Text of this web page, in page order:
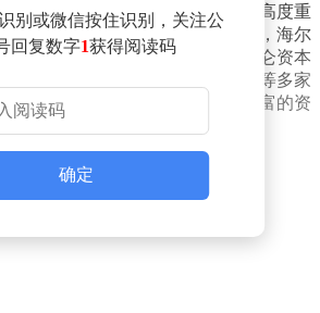
不仅体现了海尔对新能源业务的高度重
供了更为坚实的资金保障。据悉，海尔
控股有限公司、中国石油集团昆仑资本
乡村产业投资基金股份有限公司等多家
东结构的多元化为公司带来了丰富的资
别或微信按住识别，关注公
回复数字1获得阅读码
确定